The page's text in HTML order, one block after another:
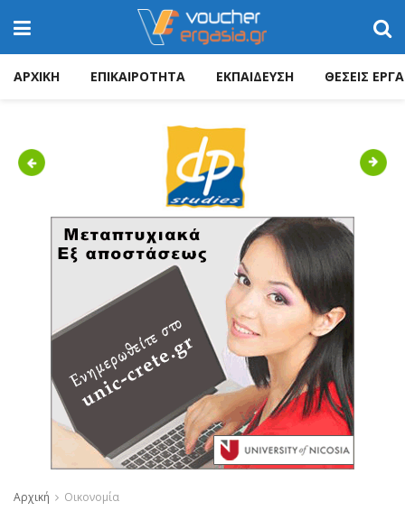
ΑΡΧΙΚΗ ΕΠΙΚΑΙΡΟΤΗΤΑ ΕΚΠΑΙΔΕΥΣΗ ΘΕΣΕΙΣ
Previous Next
Αρχική Οικονομία